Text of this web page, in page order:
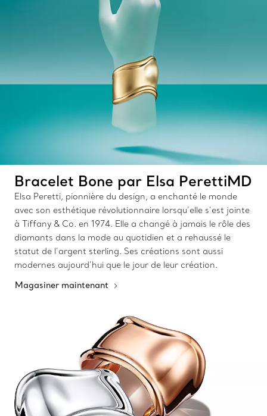
Bracelet Bone par Elsa PerettiMD
Elsa Peretti, pionnière du design, a enchanté le monde
avec son esthétique révolutionnaire lorsqu’elle s’est jointe
à Tiffany & Co. en 1974. Elle a changé à jamais le rôle des
diamants dans la mode au quotidien et a rehaussé le
statut de l’argent sterling. Ses créations sont aussi
modernes aujourd’hui que le jour de leur création.
Magasiner maintenant